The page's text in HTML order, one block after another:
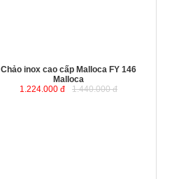
Chảo inox cao cấp Malloca FY 146
Malloca
1.224.000 đ
1.440.000 đ